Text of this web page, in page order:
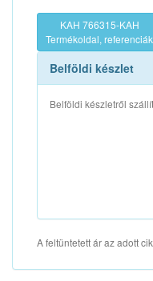
KAH 766315-KAH
Termékoldal, referenciák
Belföldi készlet
Belföldi készletről
A feltüntetett ár az adott